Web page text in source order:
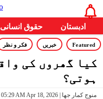
حقوق انسانی ادبستان
Featured خبریں فکر و نظر
کیا گھروں کی
ہوتی؟
05:29 AM Apr 18, 2026 | منوج کمار جھا